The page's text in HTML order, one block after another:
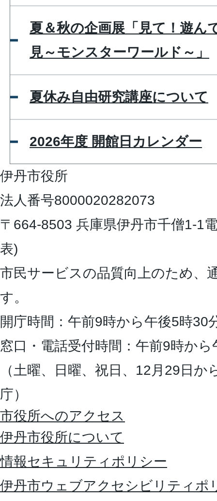
夏＆秋の企画展「見て！遊ん
見～モンスターワールド～」
夏休み自由研究講座について
2026年度 開館日カレンダー
伊丹市役所
法人番号8000020282073
〒664-8503 兵庫県伊丹市千僧1-1
表)
市民サービスの品質向上のため、
す。
開庁時間：午前9時から午後5時30
窓口・電話受付時間：午前9時か
（土曜、日曜、祝日、12月29日
庁）
市役所へのアクセス
伊丹市役所について
情報セキュリティポリシー
伊丹市ウェブアクセシビリティポ